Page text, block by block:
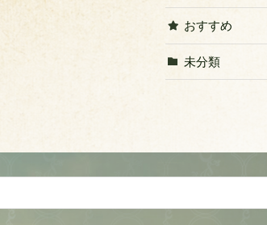
おすすめ
未分類